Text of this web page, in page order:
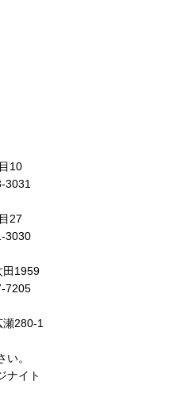
10
3031
27
3030
田1959
7205
280-1
。
ナイト